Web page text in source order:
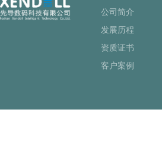
公司简介
发展历程
资质证书
客户案例